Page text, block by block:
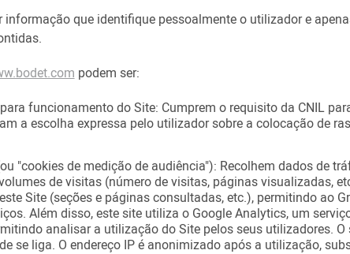
informação que identifique pessoalmente o utilizador e
podem ser:
funcionamento do Site: Cumprem o requisito da CNIL
a escolha expressa pelo utilizador sobre a colocação de
"cookies de medição de audiência"): Recolhem dados de
de visitas (número de visitas, páginas visualizadas,
Site (seções e páginas consultadas, etc.), permitindo ao
Além disso, este site utiliza o Google Analytics, um
analisar a utilização do Site pelos seus utilizadores.
se liga. O endereço IP é anonimizado após a utilização,